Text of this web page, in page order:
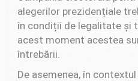
alegerilor prezidențiale
în condiții de legalitate și
acest moment acestea
întrebării.
De asemenea, în